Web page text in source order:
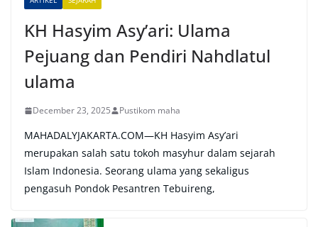
KH Hasyim Asy’ari: Ulama
Pejuang dan Pendiri Nahdlatul
ulama
December 23, 2025 Pustikom maha
MAHADALYJAKARTA.COM—KH Hasyim Asy’ari
merupakan salah satu tokoh masyhur dalam sejarah
Islam Indonesia. Seorang ulama yang sekaligus
pengasuh Pondok Pesantren Tebuireng,